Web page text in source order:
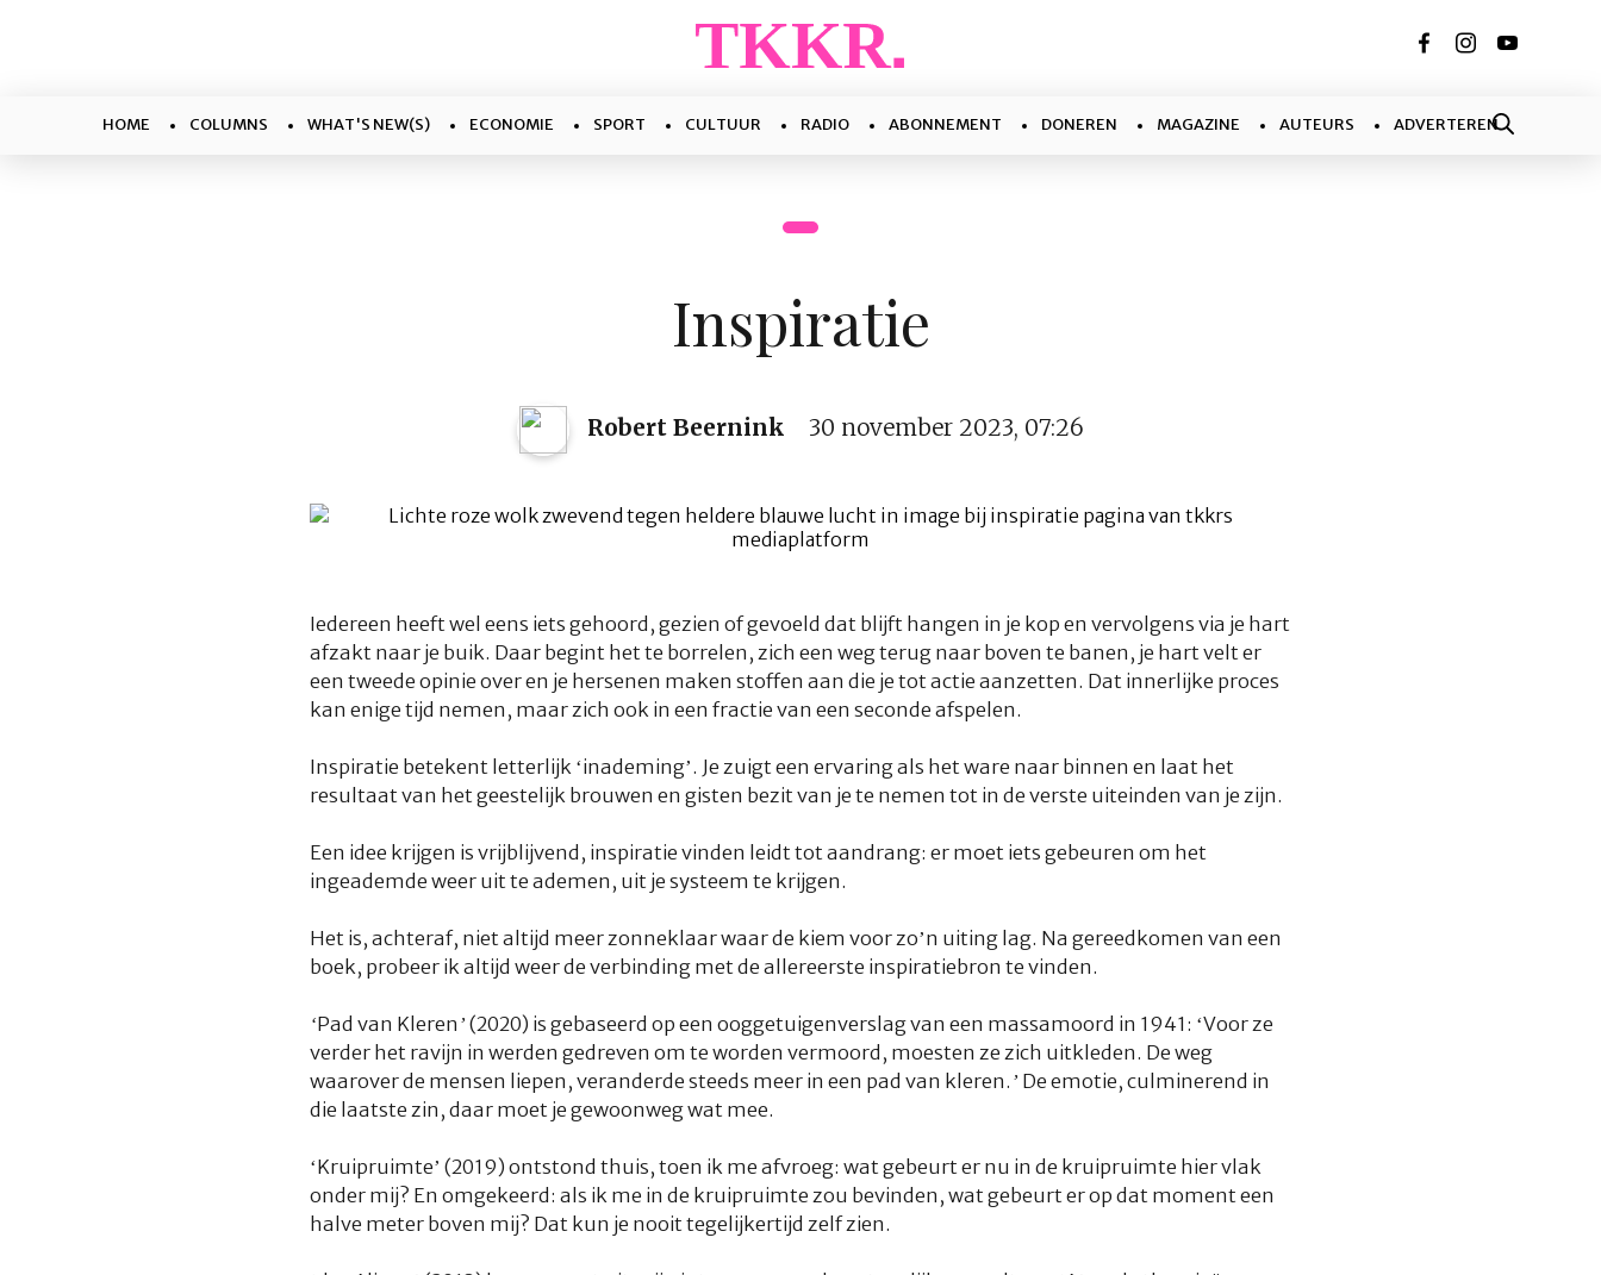
HOME COLUMNS WHAT'S NEW(S) ECONOMIE SPORT CULTUUR RADIO ABONNEMENT DONEREN MAGAZINE AUTEURS ADVERTEREN
Inspiratie
Robert Beernink 30 november 2023, 07:26
Iedereen heeft wel eens iets gehoord, gezien of gevoeld dat blijft hangen in je kop en vervolgens via je hart
afzakt naar je buik. Daar begint het te borrelen, zich een weg terug naar boven te banen, je hart velt er
een tweede opinie over en je hersenen maken stoffen aan die je tot actie aanzetten. Dat innerlijke proces
kan enige tijd nemen, maar zich ook in een fractie van een seconde afspelen.
Inspiratie betekent letterlijk ‘inademing’. Je zuigt een ervaring als het ware naar binnen en laat het
resultaat van het geestelijk brouwen en gisten bezit van je te nemen tot in de verste uiteinden van je zijn.
Een idee krijgen is vrijblijvend, inspiratie vinden leidt tot aandrang: er moet iets gebeuren om het
ingeademde weer uit te ademen, uit je systeem te krijgen.
Het is, achteraf, niet altijd meer zonneklaar waar de kiem voor zo’n uiting lag. Na gereedkomen van een
boek, probeer ik altijd weer de verbinding met de allereerste inspiratiebron te vinden.
‘Pad van Kleren’(2020) is gebaseerd op een ooggetuigenverslag van een massamoord in 1941: ‘Voor ze
verder het ravijn in werden gedreven om te worden vermoord, moesten ze zich uitkleden. De weg
waarover de mensen liepen, veranderde steeds meer in een pad van kleren.’ De emotie, culminerend in
die laatste zin, daar moet je gewoonweg wat mee.
‘Kruipruimte’ (2019) ontstond thuis, toen ik me afvroeg: wat gebeurt er nu in de kruipruimte hier vlak
onder mij? En omgekeerd: als ik me in de kruipruimte zou bevinden, wat gebeurt er op dat moment een
halve meter boven mij? Dat kun je nooit tegelijkertijd zelf zien.